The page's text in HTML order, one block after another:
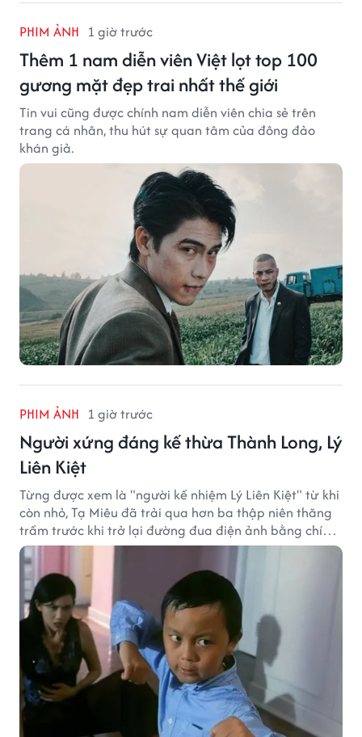
PHIM ẢNH 1 giờ trước
Thêm 1 nam diễn viên Việt lọt top 100
gương mặt đẹp trai nhất thế giới
Tin vui cũng được chính nam diễn viên chia sẻ trên
trang cá nhân, thu hút sự quan tâm của đông đảo
khán giả.
PHIM ẢNH 1 giờ trước
Người xứng đáng kế thừa Thành Long, Lý
Liên Kiệt
Từng được xem là "người kế nhiệm Lý Liên Kiệt" từ khi
còn nhỏ, Tạ Miêu đã trải qua hơn ba thập niên thăng
trầm trước khi trở lại đường đua điện ảnh bằng chính
sở trường võ thuật.